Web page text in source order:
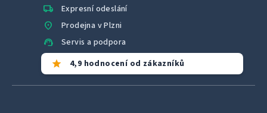
local_shipping Expresní odeslání
location_on Prodejna v Plzni
support_agent Servis a podpora
star 4,9 hodnocení od zákazníků